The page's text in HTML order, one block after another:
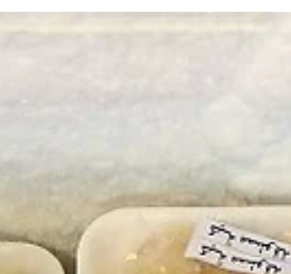
で有名なイエメン料理や、ここ10年ぐらい
ですっかりお馴染みになったシリア料理を